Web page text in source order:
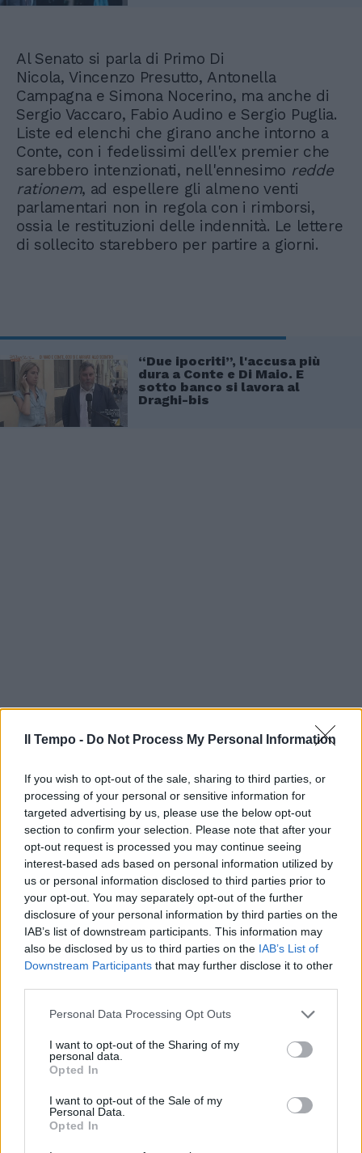
Il Tempo - Do Not Process My Personal Information
If you wish to opt-out of the sale, sharing to third parties, or
processing of your personal or sensitive information for
targeted advertising by us, please use the below opt-out
section to confirm your selection. Please note that after your
opt-out request is processed you may continue seeing
interest-based ads based on personal information utilized by
us or personal information disclosed to third parties prior to
your opt-out. You may separately opt-out of the further
disclosure of your personal information by third parties on the
IAB’s list of downstream participants. This information may
also be disclosed by us to third parties on the IAB’s List of
Downstream Participants that may further disclose it to other
Personal Data Processing Opt Outs
I want to opt-out of the Sharing of my
personal data.
Opted In
I want to opt-out of the Sale of my
Personal Data.
Opted In
Al Senato si parla di Primo Di
Nicola, Vincenzo Presutto, Antonella
Campagna e Simona Nocerino, ma anche di
Sergio Vaccaro, Fabio Audino e Sergio Puglia.
Liste ed elenchi che girano anche intorno a
Conte, con i fedelissimi dell'ex premier che
sarebbero intenzionati, nell'ennesimo redde
rationem, ad espellere gli almeno venti
parlamentari non in regola con i rimborsi,
ossia le restituzioni delle indennità. Le lettere
di sollecito starebbero per partire a giorni.
“Due ipocriti”, l'accusa più
dura a Conte e Di Maio. E
sotto banco si lavora al
Draghi-bis